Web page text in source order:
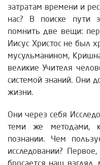
затратам времени и
нас? В поиске пути
помнить две вещи:
Иисус Христос не был
мусульманином,
великие Учителя
системой знаний. Они
жизни.
Они через себя
теми же методами,
познании. Чем
исследовании?